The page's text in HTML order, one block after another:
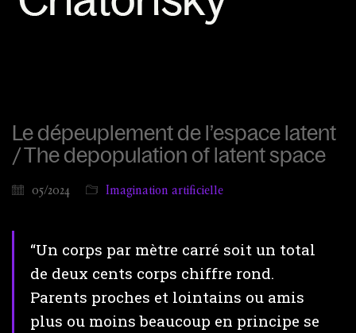
Le dépeuplement de l’espace latent
/ The depopulation of latent space
05/2024 Imagination artificielle
“Un corps par mètre carré soit un total
de deux cents corps chiffre rond.
Parents proches et lointains ou amis
plus ou moins beaucoup en principe se